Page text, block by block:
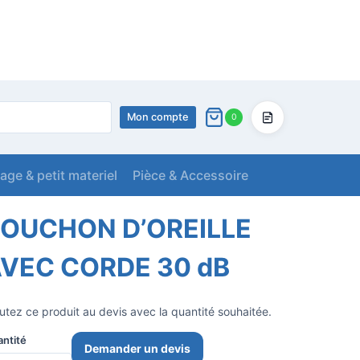
Mon compte 0
Devis
& petit materiel Pièce & Accessoire
30 dB
D’OREILLE
CORDE 30 dB
ce produit au devis avec la quantité souhaitée.
Demander un devis